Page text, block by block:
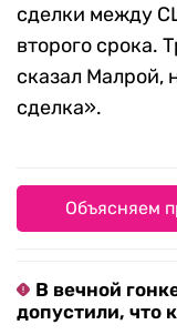
сделки между
второго срока.
сказал Малрой,
сделка».
Объясняем
В вечной
допустили, что